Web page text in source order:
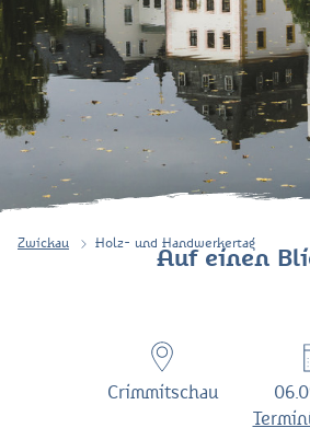
Zwickau Holz- und Handwerkertag
Auf einen
Crimmitschau